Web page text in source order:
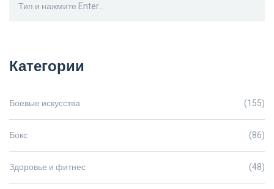
Категории
Боевые искусства (155)
Бокс (86)
Здоровье и фитнес (48)